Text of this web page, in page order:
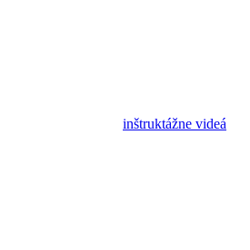
inštruktážne videá